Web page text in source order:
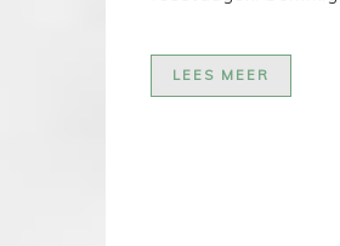
LEES MEER